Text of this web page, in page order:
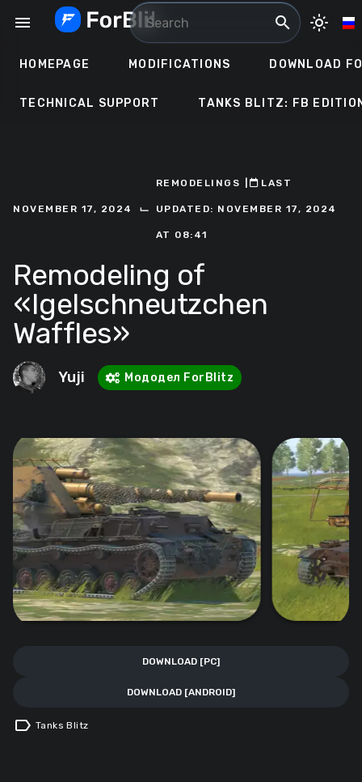
menu search light_mode
HOMEPAGE MODIFICATIONS DOWNLOAD
TECHNICAL SUPPORT TANKS BLITZ: FB
NOVEMBER 17, 2024 ⌙
REMODELINGS ㅤLAST
UPDATED: NOVEMBER 17, 2024
AT 08:41
Remodeling of
«Igelschneutzchen
Waffles»
Yuji Мододел ForBlitz
DOWNLOAD [PC]
DOWNLOAD [ANDROID]
label Tanks Blitz